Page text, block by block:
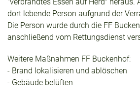
dort lebende Person aufgrund der
Die Person wurde durch die FF
anschließend vom Rettungsdienst
Weitere Maßnahmen FF Buckenhof:
- Brand lokalisieren und ablöschen
- Gebäude belüften